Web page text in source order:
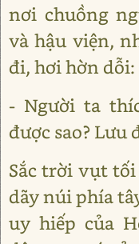
nơi chuồng
và hậu viện,
đi, hơi hờn dỗi:
- Người ta
được sao? Lưu
Sắc trời vụt
dãy núi phía
uy hiếp của